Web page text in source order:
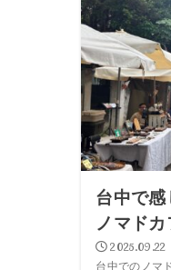
台中で感
ノマド
2025.09.22
台中でのノマ